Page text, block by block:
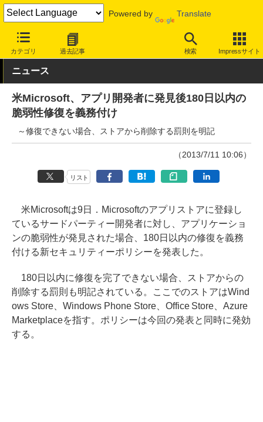
Powered by Translate
カテゴリ 過去記事 検索 Impressサイト
INTERNET Watch トピック 脆弱性/修正パッチ
ニュース
米Microsoft、アプリ開発者に発見後180日以内の
脆弱性修復を義務付け
～修復できない場合、ストアから削除する罰則を明記
（2013/7/11 10:06）
リスト
米Microsoftは9日．Microsoftのアプリストアに登録し
ているサードパーティー開発者に対し、アプリケーショ
ンの脆弱性が発見された場合、180日以内の修復を義務
付ける新セキュリティーポリシーを発表した。
180日以内に修復を完了できない場合、ストアからの
削除する罰則も明記されている。ここでのストアはWind
ows Store、Windows Phone Store、Office Store、Azure
Marketplaceを指す。ポリシーは今回の発表と同時に発効
する。